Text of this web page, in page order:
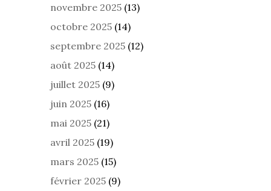
novembre 2025 (13)
octobre 2025 (14)
septembre 2025 (12)
août 2025 (14)
juillet 2025 (9)
juin 2025 (16)
mai 2025 (21)
avril 2025 (19)
mars 2025 (15)
février 2025 (9)